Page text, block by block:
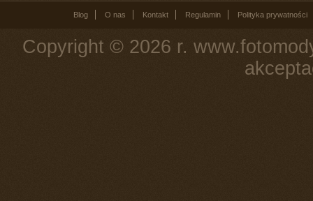
Blog O nas Kontakt Regulamin Polityka prywatności
Copyright © 2026 r.